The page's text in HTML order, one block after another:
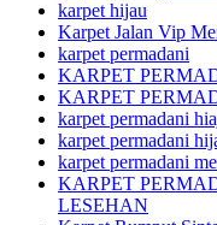
karpet hijau
Karpet Jalan Vip
karpet permadani
KARPET
KARPET
karpet permadani
karpet permadani
karpet permadani
KARPET
LESEHAN